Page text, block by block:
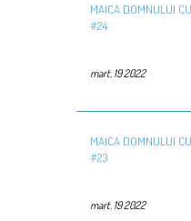
MAICA DOMNULUI
#24
mart. 19 2022
MAICA DOMNULUI
#23
mart. 19 2022